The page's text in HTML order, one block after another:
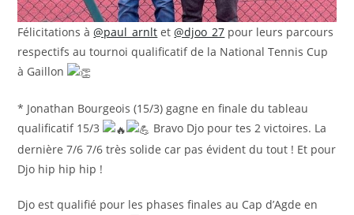
Félicitations à@paul_arnlt et@djoo_27 pour leurs parcours
respectifs au tournoi qualificatif de la National Tennis Cup
à Gaillon
* Jonathan Bourgeois (15/3) gagne en finale du tableau
qualificatif 15/3
Bravo Djo pour tes 2 victoires. La
dernière 7/6 7/6 très solide car pas évident du tout ! Et pour
Djo hip hip hip !
Djo est qualifié pour les phases finales au Cap d’Agde en